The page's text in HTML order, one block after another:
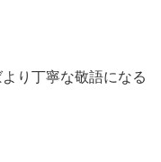
り丁寧な敬語になる